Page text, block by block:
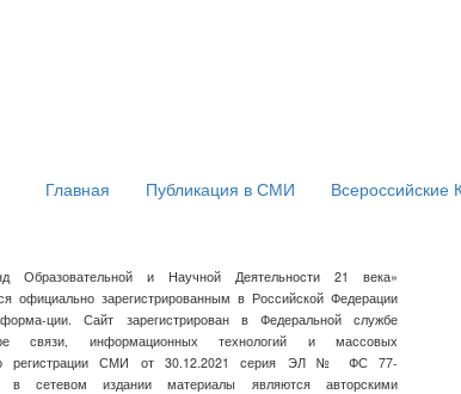
Главная Публикация в СМИ Всероссийские
Образовательной и Научной Деятельности 21 века»
официально зарегистрированным в Российской Федерации
ции. Сайт зарегистрирован в Федеральной службе
информационных технологий и массовых
о регистрации СМИ от 30.12.2021 серия ЭЛ № ФС 77-
в сетевом издании материалы являются авторскими